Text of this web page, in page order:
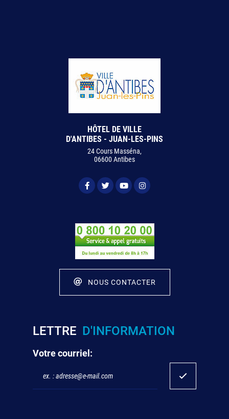
HÔTEL DE VILLE
D'ANTIBES - JUAN-LES-PINS
24 Cours Masséna,
06600 Antibes
NOUS CONTACTER
LETTRE D'INFORMATION
Votre courriel: